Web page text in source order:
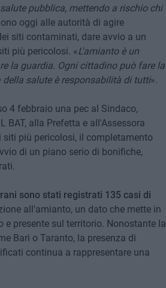
pubblica, mettendo a rischio chi
oggi alle autorità di agire
siti contaminati, dare avvio a un
più pericolosi. «L'amianto è un
la guardia. Ogni cittadino può fare la
salute è responsabilità di tutti».
4 febbraio una pec al Sindaco,
BAT, alla Prefetta e all'Assessora
più pericolosi, il completamento
di un piano serio di bonifiche,
sono stati registrati 135 casi di
all'amianto, un dato che mette in
presente sul territorio. Nonostante la
Bari o Taranto, la presenza di
continua a rappresentare una